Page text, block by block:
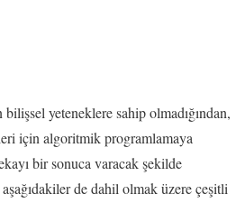
yeteneklere sahip olmadığından,
için algoritmik programlamaya
bir sonuca varacak şekilde
de dahil olmak üzere çeşitli